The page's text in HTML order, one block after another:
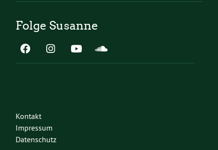
Folge Susanne
Kontakt
Impressum
Datenschutz